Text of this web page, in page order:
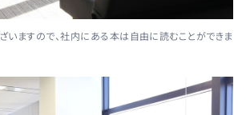
ますので、社内にある本は自由に読むことができま